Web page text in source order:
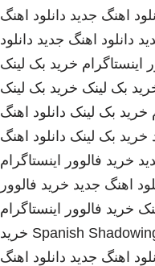
اهنگ جدید دانلود اهنگ
دانلود اهنگ جدید دانلود
اینستاگرام خرید بک لینک
بک لینک خرید بک لینک
خرید بک لینک دانلود اهنگ
خرید بک لینک دانلود اهنگ
خرید فالوور اینستاگرام
اهنگ جدید خرید فالوور
خرید فالوور اینستاگرام
Spanish خرید
اهنگ جدید دانلود اهنگ